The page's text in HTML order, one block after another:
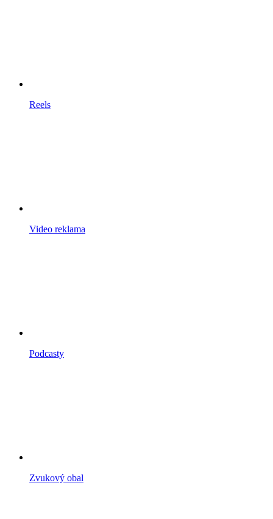
Reels
Video reklama
Podcasty
Zvukový obal